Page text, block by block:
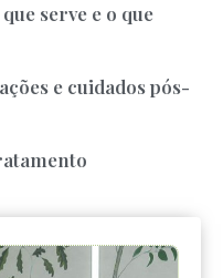
serve e o que
e cuidados pós-